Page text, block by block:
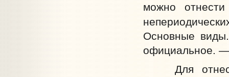
можно
Основные
официальное.
Для